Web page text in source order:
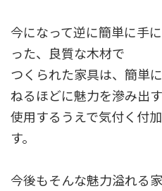
今になって逆に簡単に手
った、良質な木材で
つくられた家具は、簡単
ねるほどに魅力を滲み出す
使用するうえで気付く付
す。
今後もそんな魅力溢れる